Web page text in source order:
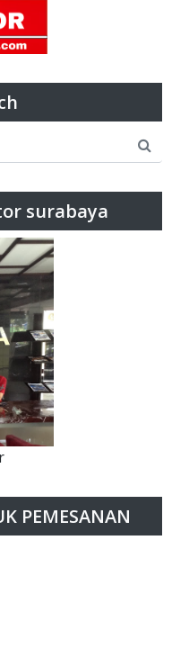
surabaya
PEMESANAN